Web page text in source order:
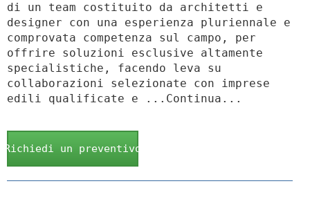
di un team costituito da architetti e
designer con una esperienza pluriennale e
comprovata competenza sul campo, per
offrire soluzioni esclusive altamente
specialistiche, facendo leva su
collaborazioni selezionate con imprese
edili qualificate e ...Continua...
Richiedi un preventivo